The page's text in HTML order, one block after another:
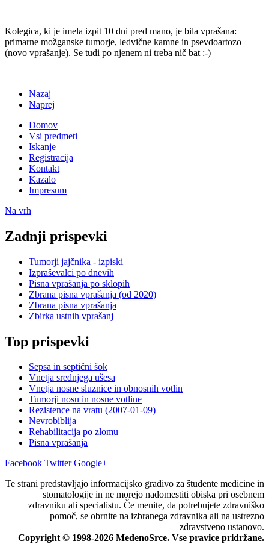
Kolegica, ki je imela izpit 10 dni pred mano, je bila vprašana:
primarne možganske tumorje, ledvične kamne in psevdoartozo
(novo vprašanje). Se tudi po njenem ni treba nič bat :-)
Nazaj
Naprej
Domov
Vsi predmeti
Iskanje
Registracija
Kontakt
Kazalo
Impresum
Na vrh
Zadnji prispevki
Tumorji jajčnika - izpiski
Izpraševalci po dnevih
Pisna vprašanja po sklopih
Zbrana pisna vprašanja (od 2020)
Zbrana pisna vprašanja
Zbirka ustnih vprašanj
Top prispevki
Sepsa in septični šok
Vnetja srednjega ušesa
Vnetja nosne sluznice in obnosnih votlin
Tumorji nosu in nosne votline
Rezistence na vratu (2007-01-09)
Nevrobiblija
Rehabilitacija po zlomu
Pisna vprašanja
Facebook Twitter Google+
Te strani predstavljajo informacijsko gradivo za študente medicine in
stomatologije in ne morejo nadomestiti obiska pri osebnem
zdravniku ali specialistu. Če menite, da potrebujete zdravniško
pomoč, se obrnite na izbranega zdravnika ali na ustrezno
zdravstveno ustanovo.
Copyright © 1998-2026 MedenoSrce. Vse pravice pridržane.